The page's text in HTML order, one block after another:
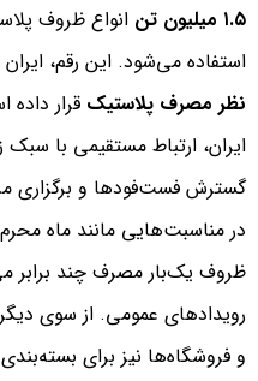
۱.۵ میلیون تن
انواع ظروف
استفاده می‌شود. این رقم، ایران
نظر مصرف پلاستیک قرار
ایران، ارتباط مستقیمی با
گسترش فست‌فودها و برگزاری
در مناسبت‌هایی مانند ماه
ظروف یک‌بار مصرف چند برابر
رویدادهای عمومی. از سوی
و فروشگاه‌ها نیز برای